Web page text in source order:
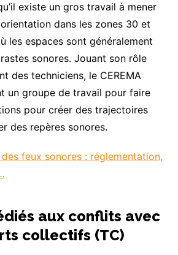
existe un gros travail à mener
dans les zones 30 et
les espaces sont généralement
sonores. Jouant son rôle
des techniciens, le CEREMA
un groupe de travail pour faire
pour créer des trajectoires
des repères sonores.
feux sonores : réglementation,
aux conflits avec
collectifs (TC)